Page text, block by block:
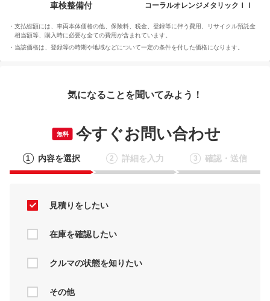
車検整備付
コーラルオレンジメタリックＩＩ
支払総額には、車両本体価格の他、保険料、税金、登録等に伴う費用、リサイクル預託金
相当額等、購入時に必要な全ての費用が含まれています。
当該価格は、登録等の時期や地域などについて一定の条件を付した価格になります。
気になることを聞いてみよう！
無料 今すぐお問い合わせ
1 内容を選択 2 詳細を入力 3 確認・送信
見積りをしたい
在庫を確認したい
クルマの状態を知りたい
その他